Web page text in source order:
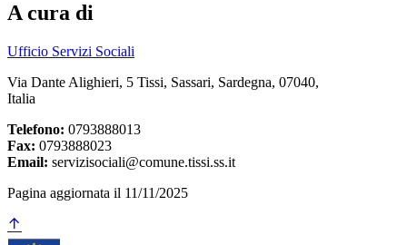
A cura di
Ufficio Servizi Sociali
Via Dante Alighieri, 5 Tissi, Sassari, Sardegna, 07040,
Italia
Telefono: 0793888013
Fax: 0793888023
Email: servizisociali@comune.tissi.ss.it
Pagina aggiornata il 11/11/2025